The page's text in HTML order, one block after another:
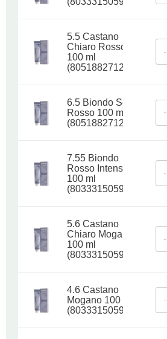
5.5 Castano
Chiaro Rosso
100 ml
(8051882712033)
-
6.5 Biondo Scuro
Rosso 100 ml
(8051882712187)
-
7.55 Biondo
Rosso Intenso
100 ml
(8033315059182)
-
5.6 Castano
Chiaro Mogano
100 ml
(8033315059243)
-
4.6 Castano
Mogano 100 ml
(8033315059250)
-